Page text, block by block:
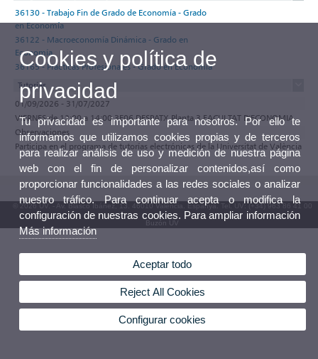
36130 - Trabajo Fin de Grado de Economía - Grado
en Economía
36122 - Macroeconomía Dinámica - Grado en
Economía
36165 - Prácticas Profesionales - Grado en Economía
Tutorías
01/09/2026 - 31/07/2027
VIERNES de 12:00 a 14:00 3E06 DESPATX Planta 3 FACULTAT D'ECONOMIA
Observaciones
Participa en el programa de tutorías electrónicas de la Universitat de València
© 2026 UV. - Av. Blasco Ibáñez, 13. 46010 València. Espanya. Tel. UV: (+34) 963 86 41 00
Buzón UV
Cookies y política de
privacidad
Tu privacidad es importante para nosotros. Por ello te
informamos que utilizamos cookies propias y de terceros
para realizar análisis de uso y medición de nuestra página
web con el fin de personalizar contenidos,así como
proporcionar funcionalidades a las redes sociales o analizar
nuestro tráfico. Para continuar acepta o modifica la
configuración de nuestras cookies. Para ampliar información
Más información
Aceptar todo
Reject All Cookies
Configurar cookies